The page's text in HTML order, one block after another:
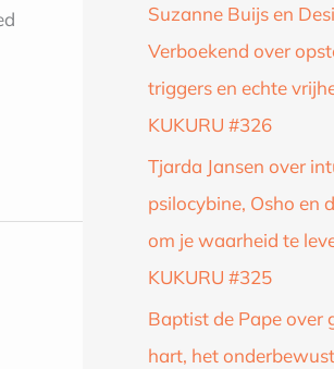
Suzanne Buijs en
Verboekend over
triggers en echte
KUKURU #326
Tjarda Jansen over
psilocybine, Osho en
om je waarheid te
KUKURU #325
Baptist de Pape over
hart, het